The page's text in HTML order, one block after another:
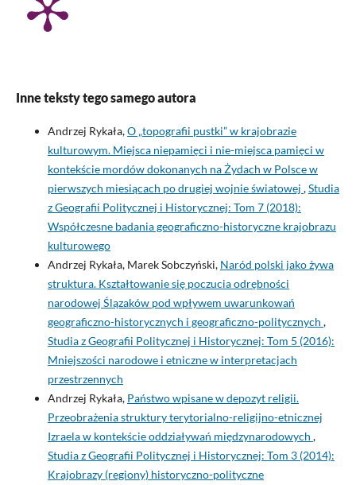
Inne teksty tego samego autora
Andrzej Rykała,O „topografii pustki” w krajobrazie
kulturowym. Miejsca niepamięci i nie-miejsca pamięci w
kontekście mordów dokonanych na Żydach w Polsce w
pierwszych miesiącach po drugiej wojnie światowej ,Studia
z Geografii Politycznej i Historycznej: Tom 7 (2018):
Współczesne badania geograficzno-historyczne krajobrazu
kulturowego
Andrzej Rykała, Marek Sobczyński, Naród polski jako żywa
struktura. Kształtowanie się poczucia odrębności
narodowej Ślązaków pod wpływem uwarunkowań
geograficzno-historycznych i geograficzno-politycznych ,
Studia z Geografii Politycznej i Historycznej: Tom 5 (2016):
Mniejszości narodowe i etniczne w interpretacjach
przestrzennych
Andrzej Rykała, Państwo wpisane w depozyt religii.
Przeobrażenia struktury terytorialno-religijno-etnicznej
Izraela w kontekście oddziaływań międzynarodowych ,
Studia z Geografii Politycznej i Historycznej: Tom 3 (2014):
Krajobrazy (regiony) historyczno-polityczne